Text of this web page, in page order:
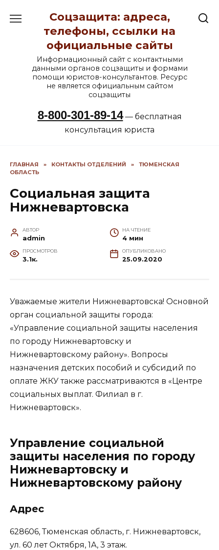
содержанию
Соцзащита: адреса,
телефоны, ссылки на
официальные сайты
Информационный сайт с контактными
данными органов соцзащиты и формами
помощи юристов-консультантов. Ресурс
не является официальным сайтом
соцзащиты
8-800-301-89-14— бесплатная
консультация юриста
ГЛАВНАЯ » КОНТАКТЫ ОТДЕЛЕНИЙ »
ТЮМЕНСКАЯ
ОБЛАСТЬ
Социальная защита
Нижневартовска
АВТОР
admin
НА ЧТЕНИЕ
4 мин
ПРОСМОТРОВ
3.1к.
ОПУБЛИКОВАНО
25.09.2020
Уважаемые жители Нижневартовска! Основной
орган социальной защиты города:
«Управление социальной защиты населения
по городу Нижневартовску и
Нижневартовскому району». Вопросы
назначения детских пособий и субсидий по
оплате ЖКУ также рассматриваются в «Центре
социальных выплат. Филиал в г.
Нижневартовск».
Управление социальной
защиты населения по городу
Нижневартовску и
Нижневартовскому району
Адрес
628606, Тюменская область, г. Нижневартовск,
ул. 60 лет Октября, 1А, 3 этаж.